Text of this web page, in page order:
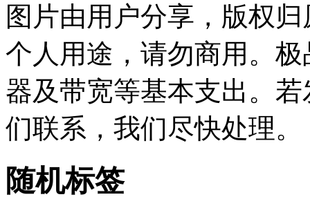
图片由用户分享，版权
个人用途，请勿商用。
器及带宽等基本支出。
们联系，我们尽快处理。
随机标签